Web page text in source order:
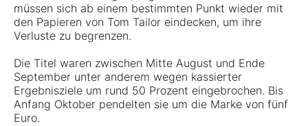
Kontakt
müssen sich ab einem bestimmten Punkt wieder mit
den Papieren von Tom Tailor eindecken, um ihre
Verluste zu begrenzen.
Die Titel waren zwischen Mitte August und Ende
September unter anderem wegen kassierter
Ergebnisziele um rund 50 Prozent eingebrochen. Bis
Anfang Oktober pendelten sie um die Marke von fünf
Euro.